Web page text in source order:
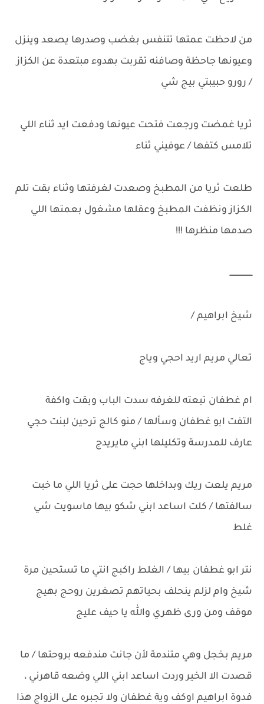
من لاحظت عمتها تتنفس بغضب وصدرها يصعد وينزل
وعيونها جاحظة وصافنه تقربت بهدوء مبتعدة عن الكزاز
/ رورو حبيبتي بيج شي
ثريا غمضت ورجعت فتحت عيونها ودفعت ايد ثناء اللي
تلامس كتفها / عوفيني ثناء
طلعت ثريا من المطبخ وصعدت لغرفتها وثناء بقت تلم
الكزاز ونظفت المطبخ وعقلها مشغول بعمتها اللي
صدمها منظرها !!!
ـــــــــــــــــــ
شيخ ابراهيم /
تعالي مريم اريد احجي وياج
ام غطفان تبعته للغرفه سدت الباب وبقت واكفة
التفت ابو غطفان وسألها / منو كالج ترحين لبنت حجي
عارف للمدرسة وتكليلها ابني مايريدج
مريم يلعت ريك وبداخلها حجت على ثريا اللي ما خبت
سالفتها / كلت اساعد ابني شكو بيها ماسويت شي
غلط
نتر ابو غطفان بيها / الغلط راكبج انتي ما تستحين مرة
شيخ وام لزلم ينحلف بحياتهم تصغرين روحج بهيج
موقف ومن ورى ظهري والله يا حيف عليج
مريم بخجل وهي متندمة لأن جانت مندفعه بروحتها / ما
قصدت الا الخير وردت اساعد ابني اللي وضعه قاهرني ،
فدوة ابراهيم اوكف وية غطفان ولا تجبره على الزواج هذا